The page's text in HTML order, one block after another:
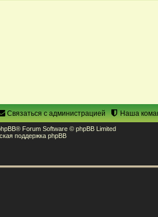
Наша
Связаться с администрацией
® Forum Software © phpBB Limited
поддержка phpBB